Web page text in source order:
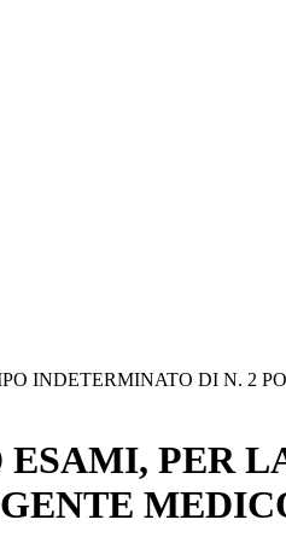
INDETERMINATO DI N. 2
PER